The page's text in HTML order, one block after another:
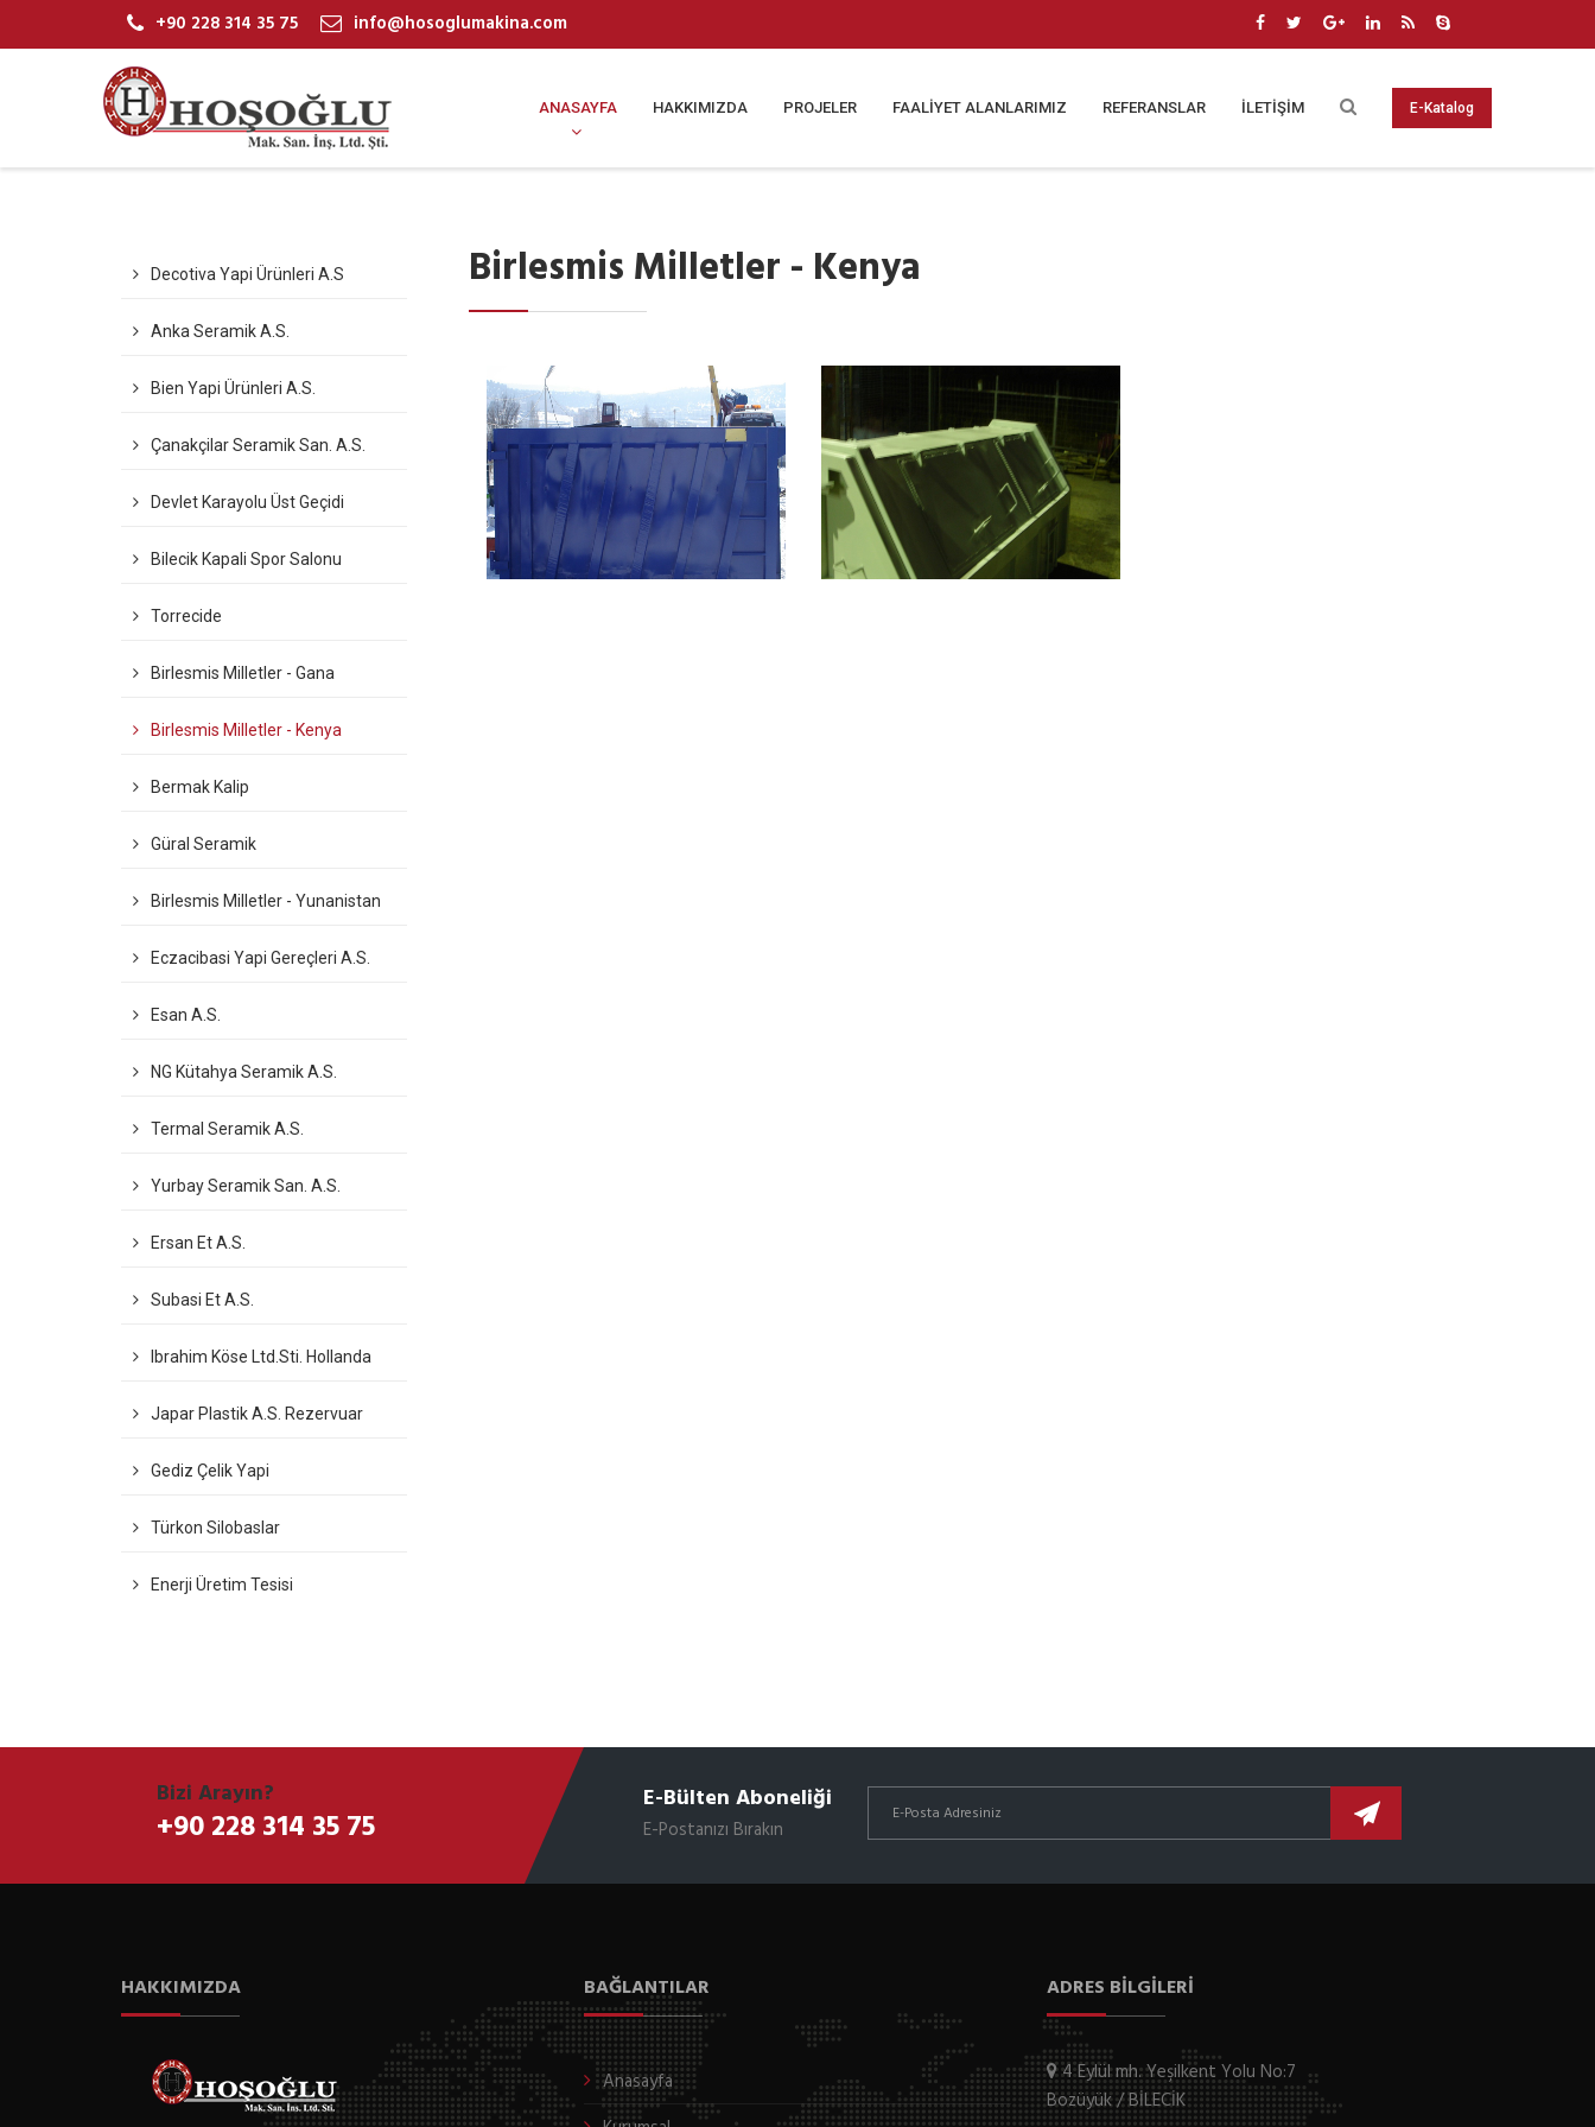
+90 228 314 35 75 info@hosoglumakina.com
ANASAYFA HAKKIMIZDA PROJELER FAALİYET ALANLARIMIZ REFERANSLAR İLETİŞİM E-Katalog
Decotiva Yapi Ürünleri A.S
Anka Seramik A.S.
Bien Yapi Ürünleri A.S.
Çanakçilar Seramik San. A.S.
Devlet Karayolu Üst Geçidi
Bilecik Kapali Spor Salonu
Torrecide
Birlesmis Milletler - Gana
Birlesmis Milletler - Kenya
Bermak Kalip
Güral Seramik
Birlesmis Milletler - Yunanistan
Eczacibasi Yapi Gereçleri A.S.
Esan A.S.
NG Kütahya Seramik A.S.
Termal Seramik A.S.
Yurbay Seramik San. A.S.
Ersan Et A.S.
Subasi Et A.S.
Ibrahim Köse Ltd.Sti. Hollanda
Japar Plastik A.S. Rezervuar
Gediz Çelik Yapi
Türkon Silobaslar
Enerji Üretim Tesisi
Birlesmis Milletler - Kenya
Bizi Arayın?
+90 228 314 35 75
E-Bülten Aboneliği
E-Postanızı Bırakın
HAKKIMIZDA BAĞLANTILAR
Anasayfa
ADRES BILGILERI
4 Eylül mh. Yeşilkent Yolu No:7
Bozüyük / BİLECİK